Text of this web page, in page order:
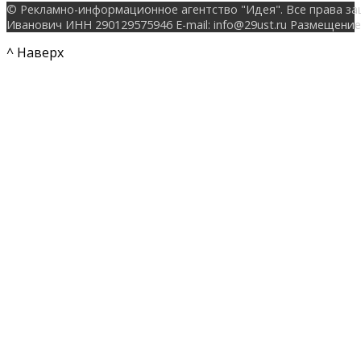
© Рекламно-информационное агентство "Идея". Все права
Иванович ИНН 290129575946 E-mail: info@29ust.ru
^ Наверх